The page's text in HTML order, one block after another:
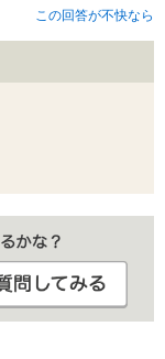
この回答が不快なら